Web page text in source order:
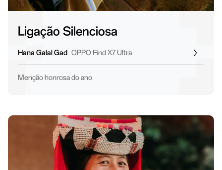
Ligação Silenciosa
Hana Galal Gad OPPO Find X7 Ultra
Menção honrosa do ano